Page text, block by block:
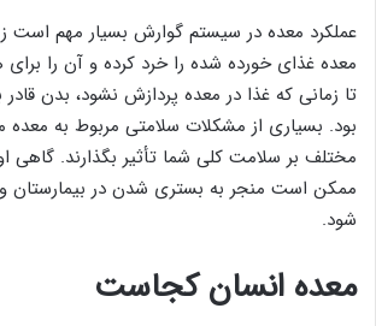
عملکرد معده در سیستم گوارش بسیار مهم است
معده غذای خورده شده را خرد کرده و آن را
تا زمانی که غذا در معده پردازش نشود، بدن
بود. بسیاری از مشکلات سلامتی مربوط به معده
مختلف بر سلامت کلی شما تأثیر بگذارند. گاهی
ممکن است منجر به بستری شدن در بیمارستان
شود.
معده انسان کجاست